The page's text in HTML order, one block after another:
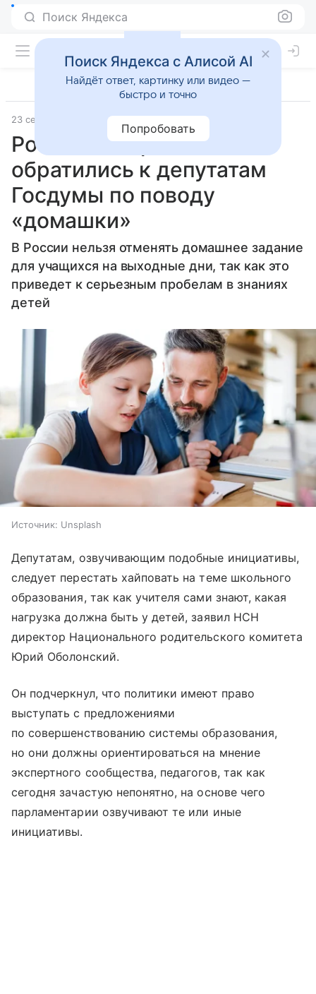
Поиск Яндекса
23 сентября 2025 Газета.Ru - новости
Российские родители
обратились к депутатам
Госдумы по поводу
«домашки»
В России нельзя отменять домашнее задание
для учащихся на выходные дни, так как это
приведет к серьезным пробелам в знаниях
детей
Источник: Unsplash
Депутатам, озвучивающим подобные инициативы,
следует перестать хайповать на теме школьного
образования, так как учителя сами знают, какая
нагрузка должна быть у детей, заявил НСН
директор Национального родительского комитета
Юрий Оболонский.
Он подчеркнул, что политики имеют право
выступать с предложениями
по совершенствованию системы образования,
но они должны ориентироваться на мнение
экспертного сообщества, педагогов, так как
сегодня зачастую непонятно, на основе чего
парламентарии озвучивают те или иные
инициативы.
Поиск Яндекса с Алисой AI
Найдёт ответ, картинку или видео —
быстро и точно
Попробовать